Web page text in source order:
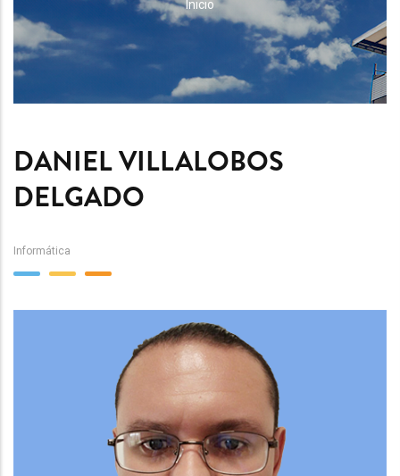
RUTA
DE
NAVEGACIÓN
Inicio
DANIEL VILLALOBOS
DELGADO
Informática